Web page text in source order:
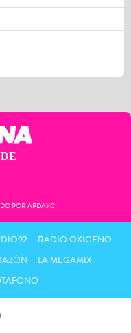
POR APDAYC
RADIO OXIGENO
LA MEGAMIX